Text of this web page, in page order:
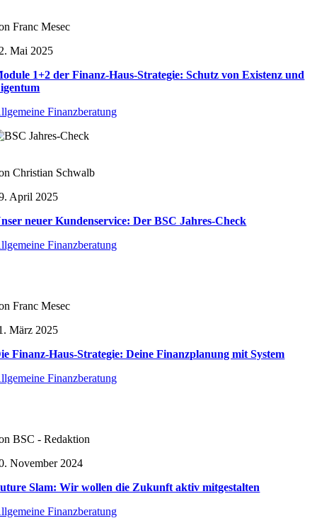
Franc Mesec
Mai 2025
1+2 der Finanz-Haus-Strategie: Schutz von Existenz und
Finanzberatung
Christian Schwalb
April 2025
neuer Kundenservice: Der BSC Jahres-Check
Finanzberatung
Franc Mesec
März 2025
Finanz-Haus-Strategie: Deine Finanzplanung mit System
Finanzberatung
BSC - Redaktion
November 2024
Slam: Wir wollen die Zukunft aktiv mitgestalten
Finanzberatung